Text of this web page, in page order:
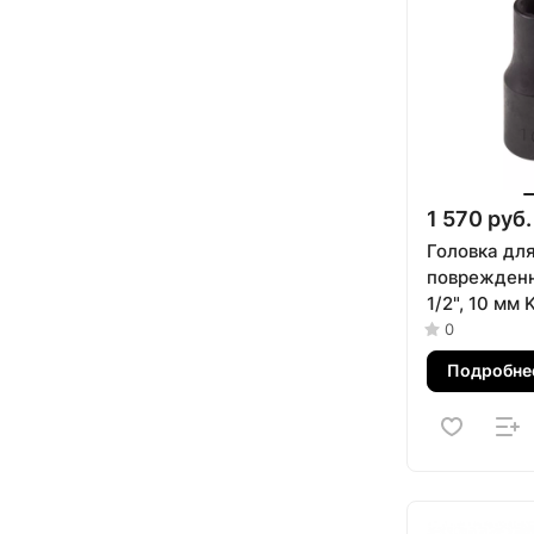
1 570 руб.
Головка для
1/2", 10 мм
9TD403-10M
0